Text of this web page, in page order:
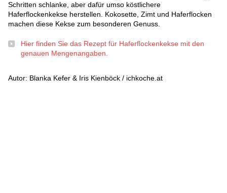
Schritten schlanke, aber dafür umso köstlichere
Haferflockenkekse herstellen. Kokosette, Zimt und Haferflocken
machen diese Kekse zum besonderen Genuss.
Hier finden Sie das Rezept für Haferflockenkekse mit den
genauen Mengenangaben.
Autor: Blanka Kefer & Iris Kienböck / ichkoche.at